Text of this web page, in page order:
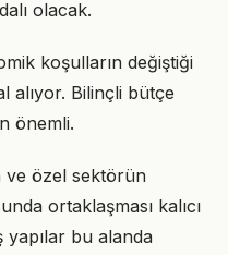
olacak.
koşulların değiştiği
alıyor. Bilinçli bütçe
önemli.
ve özel sektörün
ortaklaşması kalıcı
yapılar bu alanda